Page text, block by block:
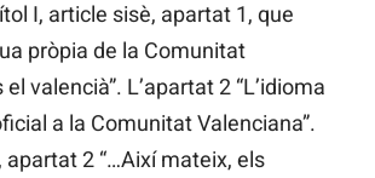
I, article sisè, apartat 1, que
pròpia de la Comunitat
valencià”. L’apartat 2 “L’idioma
a la Comunitat Valenciana”.
apartat 2 “…Així mateix, els